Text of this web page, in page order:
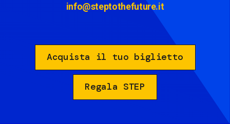
info@steptothefuture.it
Acquista il tuo biglietto
Regala STEP